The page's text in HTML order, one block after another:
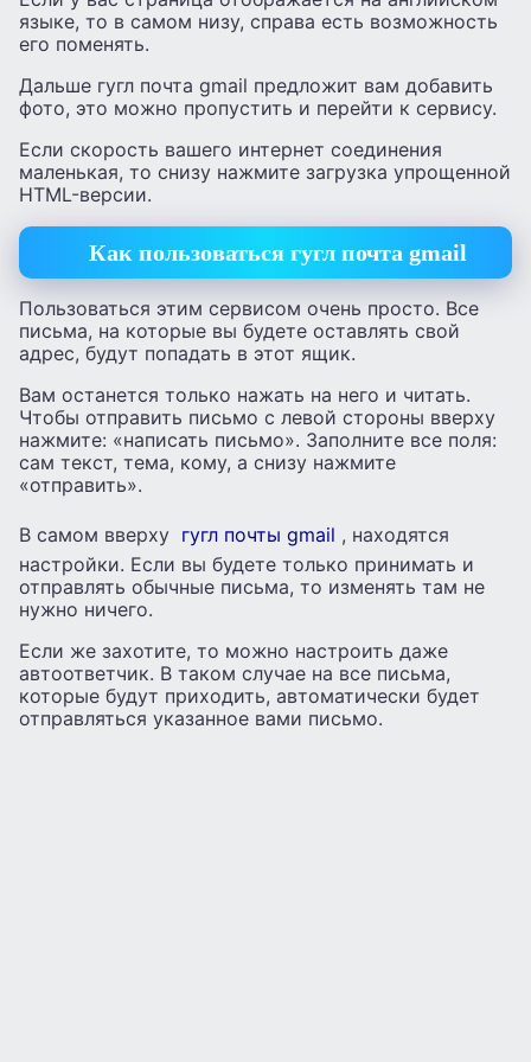
языке, то в самом низу, справа есть возможность
его поменять.
Дальше гугл почта gmail предложит вам добавить
фото, это можно пропустить и перейти к сервису.
Если скорость вашего интернет соединения
маленькая, то снизу нажмите загрузка упрощенной
HTML-версии.
Как пользоваться гугл почта gmail
Пользоваться этим сервисом очень просто. Все
письма, на которые вы будете оставлять свой
адрес, будут попадать в этот ящик.
Вам останется только нажать на него и читать.
Чтобы отправить письмо с левой стороны вверху
нажмите: «написать письмо». Заполните все поля:
сам текст, тема, кому, а снизу нажмите
«отправить».
В самом вверху гугл почты gmail , находятся
настройки. Если вы будете только принимать и
отправлять обычные письма, то изменять там не
нужно ничего.
Если же захотите, то можно настроить даже
автоответчик. В таком случае на все письма,
которые будут приходить, автоматически будет
отправляться указанное вами письмо.